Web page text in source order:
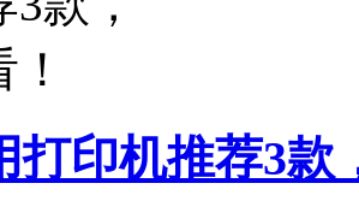
打印机推荐3款